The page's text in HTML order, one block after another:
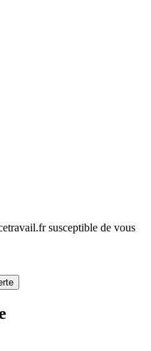
susceptible de vous